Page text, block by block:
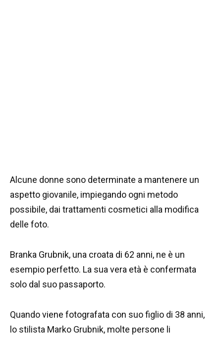
Alcune donne sono determinate a mantenere un
aspetto giovanile, impiegando ogni metodo
possibile, dai trattamenti cosmetici alla modifica
delle foto.
Branka Grubnik, una croata di 62 anni, ne è un
esempio perfetto. La sua vera età è confermata
solo dal suo passaporto.
Quando viene fotografata con suo figlio di 38 anni,
lo stilista Marko Grubnik, molte persone li